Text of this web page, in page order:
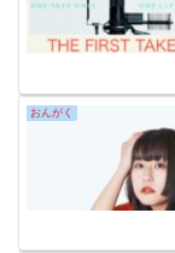
おんがく